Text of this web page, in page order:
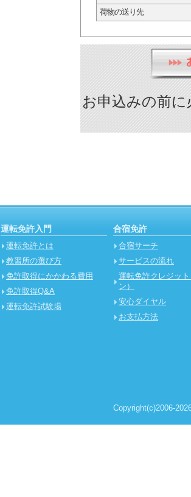
荷物の送り先
お申込みの前
運転免許入門
運転免許とは
教習所の選び方
免許取得にかかわる費用
免許取得Q&A
運転免許試験場
合宿免許
合宿サーチ
サービスの流れ
運転免許クレジッ
ン）
安心ダイヤル
お支払方法
Copyright(c)2006-